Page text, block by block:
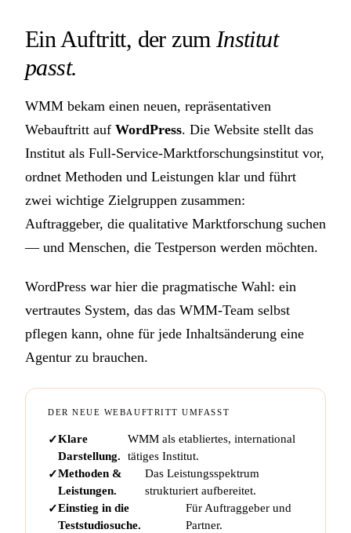
Ein Auftritt, der zum Institut
passt.
WMM bekam einen neuen, repräsentativen
Webauftritt auf WordPress. Die Website stellt das
Institut als Full-Service-Marktforschungsinstitut vor,
ordnet Methoden und Leistungen klar und führt
zwei wichtige Zielgruppen zusammen:
Auftraggeber, die qualitative Marktforschung suchen
— und Menschen, die Testperson werden möchten.
WordPress war hier die pragmatische Wahl: ein
vertrautes System, das das WMM-Team selbst
pflegen kann, ohne für jede Inhaltsänderung eine
Agentur zu brauchen.
DER NEUE WEBAUFTRITT UMFASST
Klare
Darstellung.
WMM als etabliertes, international
tätiges Institut.
Methoden &
Leistungen.
Das Leistungsspektrum
strukturiert aufbereitet.
Einstieg in die
Teststudiosuche.
Für Auftraggeber und
Partner.